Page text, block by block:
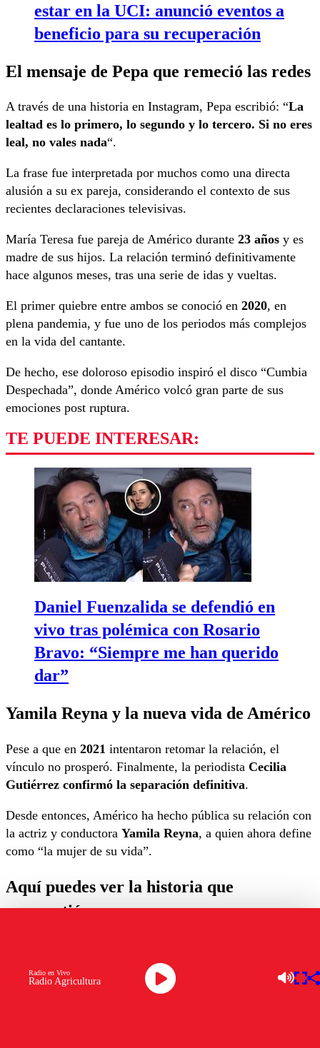
estar en la UCI: anunció eventos a
beneficio para su recuperación
El mensaje de Pepa que remeció las redes
A través de una historia en Instagram, Pepa escribió: “La
lealtad es lo primero, lo segundo y lo tercero. Si no eres
leal, no vales nada“.
La frase fue interpretada por muchos como una directa
alusión a su ex pareja, considerando el contexto de sus
recientes declaraciones televisivas.
María Teresa fue pareja de Américo durante 23 años y es
madre de sus hijos. La relación terminó definitivamente
hace algunos meses, tras una serie de idas y vueltas.
El primer quiebre entre ambos se conoció en 2020, en
plena pandemia, y fue uno de los periodos más complejos
en la vida del cantante.
De hecho, ese doloroso episodio inspiró el disco “Cumbia
Despechada”, donde Américo volcó gran parte de sus
emociones post ruptura.
TE PUEDE INTERESAR:
Daniel Fuenzalida se defendió en
vivo tras polémica con Rosario
Bravo: “Siempre me han querido
dar”
Yamila Reyna y la nueva vida de Américo
Pese a que en 2021 intentaron retomar la relación, el
vínculo no prosperó. Finalmente, la periodista Cecilia
Gutiérrez confirmó la separación definitiva.
Desde entonces, Américo ha hecho pública su relación con
la actriz y conductora Yamila Reyna, a quien ahora define
como “la mujer de su vida”.
Aquí puedes ver la historia que
compartió:
Radio Agricultura
Radio en Vivo